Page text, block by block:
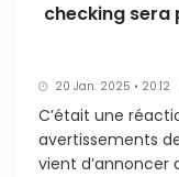
checking sera
20 Jan. 2025 • 20:12
C’était une
avertissements
vient d’annoncer